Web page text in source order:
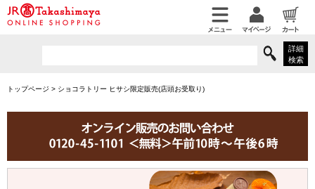
詳細
検索
トップページ > ショコラトリー ヒサシ限定販売(店頭お受取り)